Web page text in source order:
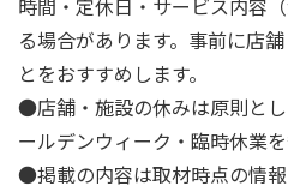
時間・定休日・サービス内容
る場合があります。事前に店
とをおすすめします。
●店舗・施設の休みは原則と
ールデンウィーク・臨時休業を
●掲載の内容は取材時点の情